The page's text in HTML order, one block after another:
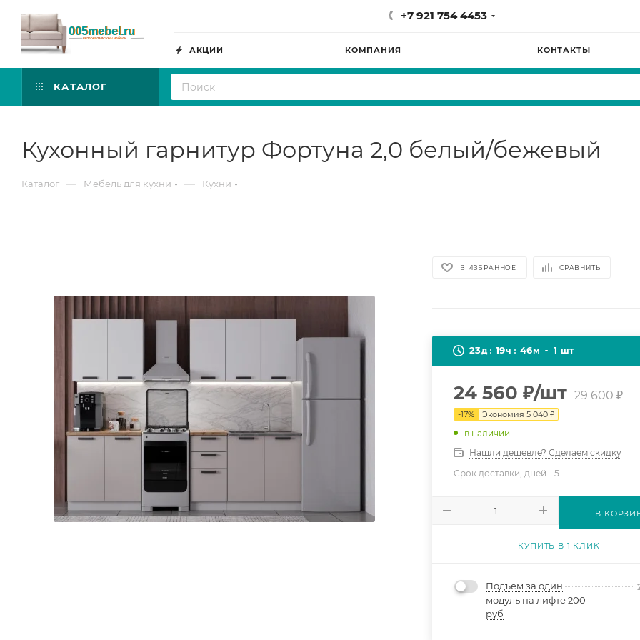
+7 921 754 4453
АКЦИИ КОМПАНИЯ КОНТАКТЫ
КАТАЛОГ
Кухонный гарнитур Фортуна 2,0 белый/бежевый
Каталог — Мебель для кухни — Кухни
В ИЗБРАННОЕ СРАВНИТЬ
23д 19ч 46м 1 шт
24 560 ₽/шт 29 600₽
-17% Экономия5 040 ₽
в наличии
Нашли дешевле? Сделаем скидку
Срок доставки, дней -5
В
КУПИТЬ В 1 КЛИК
Подъем за один
модуль на лифте 200
руб